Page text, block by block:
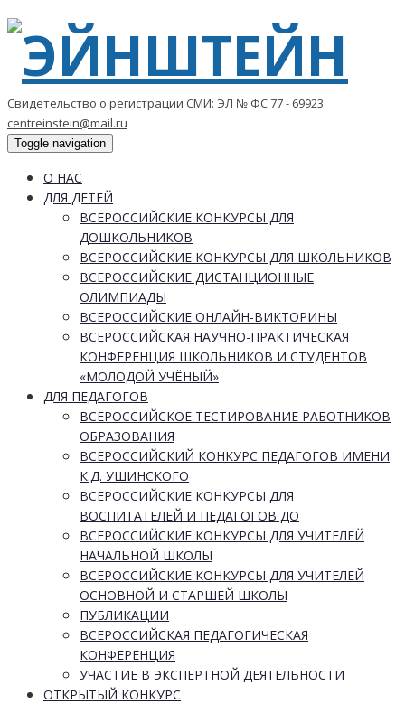
Свидетельство о регистрации СМИ: ЭЛ № ФС 77 - 69923
centreinstein@mail.ru
Toggle navigation
О НАС
ДЛЯ ДЕТЕЙ
ВСЕРОССИЙСКИЕ КОНКУРСЫ ДЛЯ
ДОШКОЛЬНИКОВ
ВСЕРОССИЙСКИЕ КОНКУРСЫ ДЛЯ ШКОЛЬНИКОВ
ВСЕРОССИЙСКИЕ ДИСТАНЦИОННЫЕ
ОЛИМПИАДЫ
ВСЕРОССИЙСКИЕ ОНЛАЙН-ВИКТОРИНЫ
ВСЕРОССИЙСКАЯ НАУЧНО-ПРАКТИЧЕСКАЯ
КОНФЕРЕНЦИЯ ШКОЛЬНИКОВ И СТУДЕНТОВ
«МОЛОДОЙ УЧЁНЫЙ»
ДЛЯ ПЕДАГОГОВ
ВСЕРОССИЙСКОЕ ТЕСТИРОВАНИЕ РАБОТНИКОВ
ОБРАЗОВАНИЯ
ВСЕРОССИЙСКИЙ КОНКУРС ПЕДАГОГОВ ИМЕНИ
К.Д. УШИНСКОГО
ВСЕРОССИЙСКИЕ КОНКУРСЫ ДЛЯ
ВОСПИТАТЕЛЕЙ И ПЕДАГОГОВ ДО
ВСЕРОССИЙСКИЕ КОНКУРСЫ ДЛЯ УЧИТЕЛЕЙ
НАЧАЛЬНОЙ ШКОЛЫ
ВСЕРОССИЙСКИЕ КОНКУРСЫ ДЛЯ УЧИТЕЛЕЙ
ОСНОВНОЙ И СТАРШЕЙ ШКОЛЫ
ПУБЛИКАЦИИ
ВСЕРОССИЙСКАЯ ПЕДАГОГИЧЕСКАЯ
КОНФЕРЕНЦИЯ
УЧАСТИЕ В ЭКСПЕРТНОЙ ДЕЯТЕЛЬНОСТИ
ОТКРЫТЫЙ КОНКУРС